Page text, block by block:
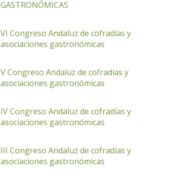
GASTRONÓMICAS
VI Congreso Andaluz de cofradías y
asociaciones gastronómicas
V Congreso Andaluz de cofradías y
asociaciones gastronómicas
IV Congreso Andaluz de cofradías y
asociaciones gastronómicas
III Congreso Andaluz de cofradías y
asociaciones gastronómicas